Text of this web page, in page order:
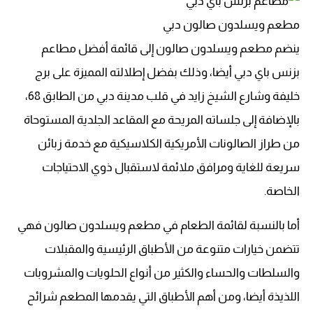
مطعم ويسلدون صالون دبي
ينضم مطعم ويسلدون صالون إلى قائمة أفضل مطاعم
بزنس باي دبي أيضا، وذلك بفضل إطلالته المميزة على برج
خليفة وشارع الشيخ زايد في قلب مدينة دبي من الطابق 68،
بالإضافة إلى جلساته المريحة مع المقاعد الجلدية المستوحاة
من طراز الصالونات الأمريكية الكلاسيكية مع خدمة زبائن
سريعة للغاية ومرافق ملائمة لاستقبال ذوي الاحتياجات
الخاصة.
أما بالنسبة لقائمة الطعام في مطعم ويسلدون صالون فهي
تتضمن خيارات متنوعة من الأطباق الرئيسية والمقبلات
والسلطات والحساء والكثير من أنواع الحلويات والمشروبات
اللذيذة أيضا، ومن أهم الأطباق التي يقدمها المطعم شرائح